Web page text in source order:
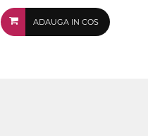
ADAUGA IN COS